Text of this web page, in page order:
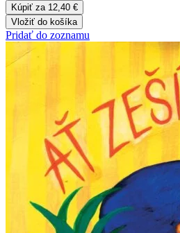
Kúpiť za 12,40 €
Vložiť do košíka
Pridať do zoznamu